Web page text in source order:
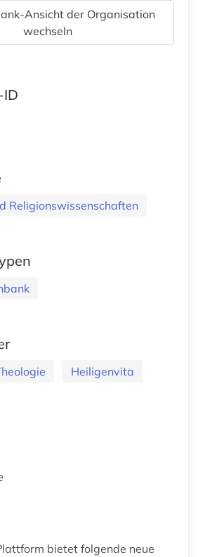
Ansicht der Organisation
wechseln
ID
Religionswissenschaften
Heiligenvita
bietet folgende neue